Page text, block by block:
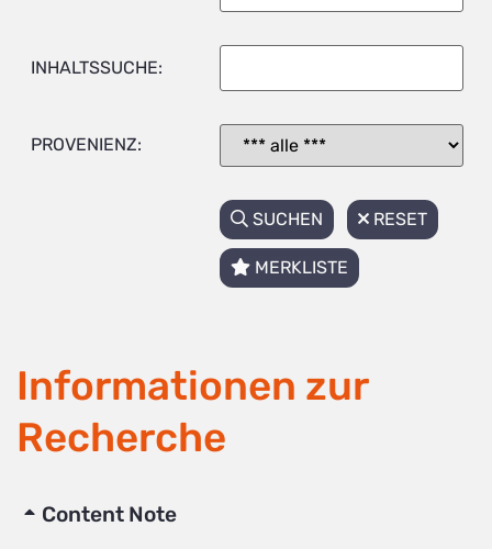
INHALTSSUCHE:
PROVENIENZ:
SUCHEN RESET
MERKLISTE
Informationen zur
Recherche
Content Note